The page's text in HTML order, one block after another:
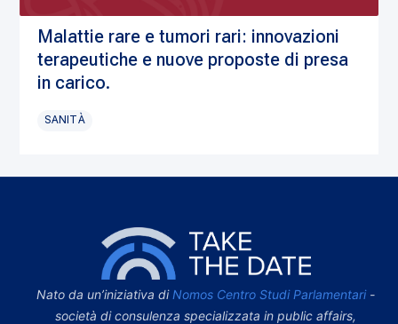
Malattie rare e tumori rari: innovazioni
terapeutiche e nuove proposte di presa
in carico.
SANITÀ
Nato da un’iniziativa di Nomos Centro Studi Parlamentari-
società di consulenza specializzata in public affairs,